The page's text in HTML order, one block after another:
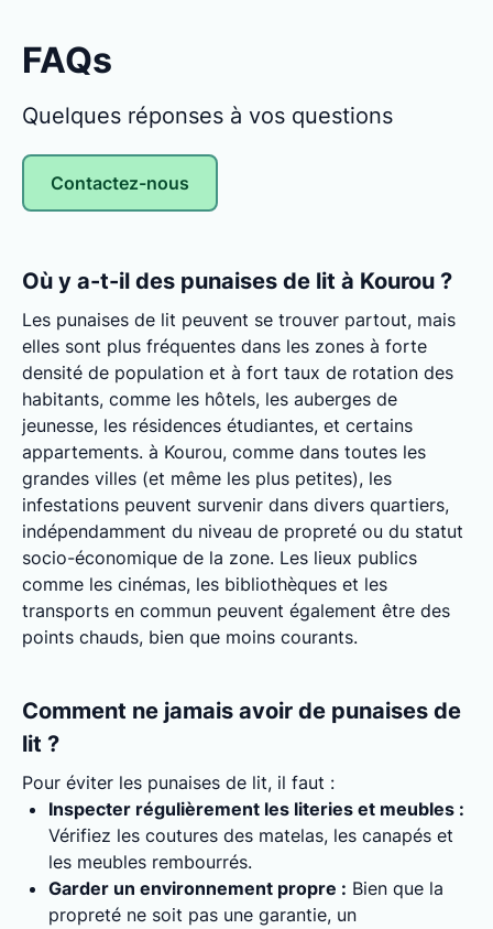
FAQs
Quelques réponses à vos questions
Contactez-nous
Où y a-t-il des punaises de lit à Kourou ?
Les punaises de lit peuvent se trouver partout, mais
elles sont plus fréquentes dans les zones à forte
densité de population et à fort taux de rotation des
habitants, comme les hôtels, les auberges de
jeunesse, les résidences étudiantes, et certains
appartements. à Kourou, comme dans toutes les
grandes villes (et même les plus petites), les
infestations peuvent survenir dans divers quartiers,
indépendamment du niveau de propreté ou du statut
socio-économique de la zone. Les lieux publics
comme les cinémas, les bibliothèques et les
transports en commun peuvent également être des
points chauds, bien que moins courants.
Comment ne jamais avoir de punaises de
lit ?
Pour éviter les punaises de lit, il faut :
Inspecter régulièrement les literies et meubles :
Vérifiez les coutures des matelas, les canapés et
les meubles rembourrés.
Garder un environnement propre : Bien que la
propreté ne soit pas une garantie, un